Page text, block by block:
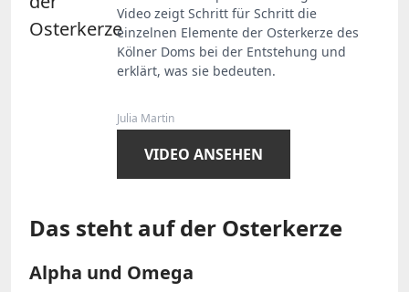
Video zeigt Schritt für Schritt die
einzelnen Elemente der Osterkerze des
Kölner Doms bei der Entstehung und
erklärt, was sie bedeuten.
Julia Martin
VIDEO ANSEHEN
Das steht auf der Osterkerze
Alpha und Omega